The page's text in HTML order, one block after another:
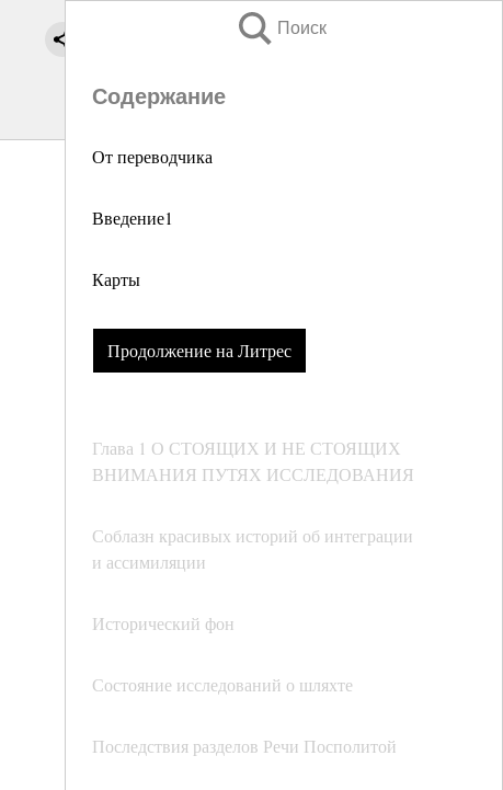
Поиск
Содержание
От переводчика
Введение1
Карты
Продолжение на Литрес
Глава 1 О СТОЯЩИХ И НЕ СТОЯЩИХ
ВНИМАНИЯ ПУТЯХ ИССЛЕДОВАНИЯ
Соблазн красивых историй об интеграции
и ассимиляции
Исторический фон
Состояние исследований о шляхте
Последствия разделов Речи Посполитой